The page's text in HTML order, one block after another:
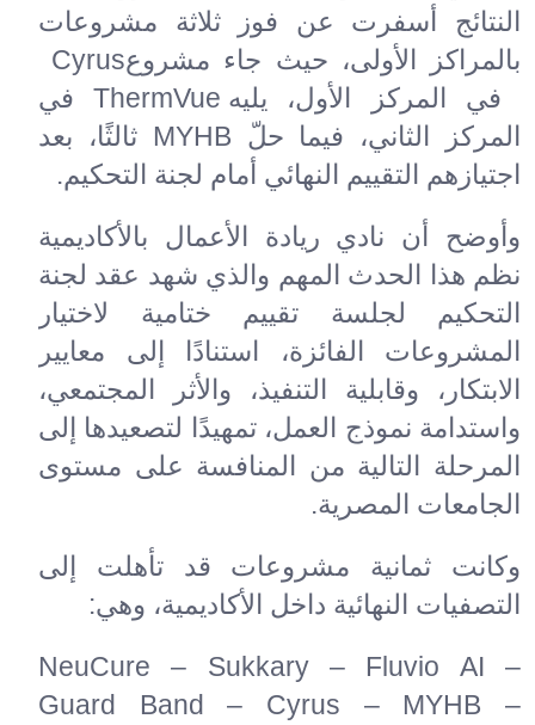
النتائج أسفرت عن فوز ثلاثة مشروعات
بالمراكز الأولى، حيث جاء مشروعCyrus
في المركز الأول، يليه ThermVue في
المركز الثاني، فيما حلّ MYHBثالثًا، بعد
اجتيازهم التقييم النهائي أمام لجنة التحكيم.
وأوضح أن نادي ريادة الأعمال بالأكاديمية
نظم هذا الحدث المهم والذي شهد عقد لجنة
التحكيم لجلسة تقييم ختامية لاختيار
المشروعات الفائزة، استنادًا إلى معايير
الابتكار، وقابلية التنفيذ، والأثر المجتمعي،
واستدامة نموذج العمل، تمهيدًا لتصعيدها إلى
المرحلة التالية من المنافسة على مستوى
الجامعات المصرية.
وكانت ثمانية مشروعات قد تأهلت إلى
التصفيات النهائية داخل الأكاديمية، وهي:
NeuCure – Sukkary – Fluvio AI –
Guard Band – Cyrus – MYHB –